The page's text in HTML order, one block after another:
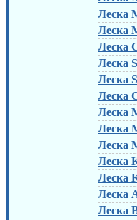
Леска
Леска
Леска
Леска
Леска
Леска
Леска
Леска
Леска
Леска
Леска
Леска
Леска